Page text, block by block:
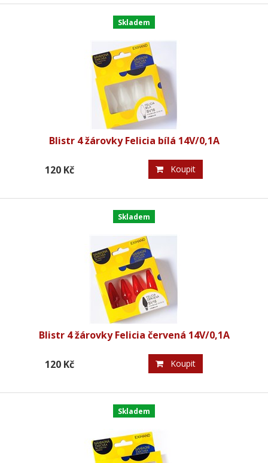
Blistr 4 žárovky Felicia bílá 14V/0,1A
Skladem
120 Kč Koupit
Blistr 4 žárovky Felicia červená 14V/0,1A
Skladem
120 Kč Koupit
Skladem